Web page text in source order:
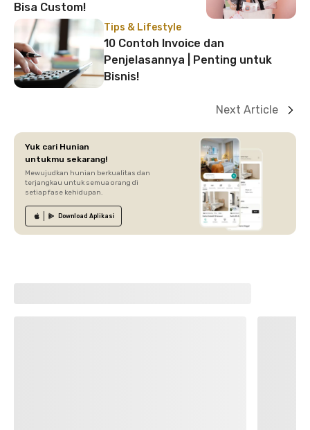
Bisa Custom!
Tips & Lifestyle
10 Contoh Invoice dan
Penjelasannya | Penting untuk
Bisnis!
Next Article
Yuk cari Hunian
untukmu sekarang!
Mewujudkan hunian berkualitas dan
terjangkau untuk semua orang di
setiap fase kehidupan.
Download Aplikasi